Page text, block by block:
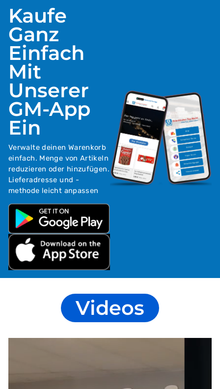
Kaufe
Ganz
Einfach
Mit
Unserer
GM-App
Ein
Verwalte deinen Warenkorb
einfach. Menge von Artikeln
reduzieren oder hinzufügen.
Lieferadresse und -
methode leicht anpassen
Videos